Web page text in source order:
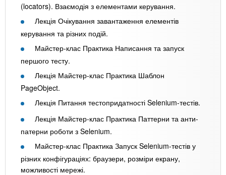
(locators). Взаємодія з елементами керування.
Лекція Очікування завантаження елементів
керування та різних подій.
Майстер-клас Практика Написання та запуск
першого тесту.
Лекція Майстер-клас Практика Шаблон
PageObject.
Лекція Питання тестопридатності Selenium-тестів.
Лекція Майстер-клас Практика Паттерни та анти-
патерни роботи з Selenium.
Майстер-клас Практика Запуск Selenium-тестів у
різних конфігураціях: браузери, розміри екрану,
можливості мережі.